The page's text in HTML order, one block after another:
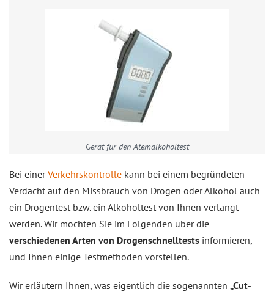
Gerät für den Atemalkoholtest
Bei einerVerkehrskontrolle kann bei einem begründeten
Verdacht auf den Missbrauch von Drogen oder Alkohol auch
ein Drogentest bzw. ein Alkoholtest von Ihnen verlangt
werden. Wir möchten Sie im Folgenden über die
verschiedenen Arten von Drogenschnelltests informieren,
und Ihnen einige Testmethoden vorstellen.
Wir erläutern Ihnen, was eigentlich die sogenannten „Cut-